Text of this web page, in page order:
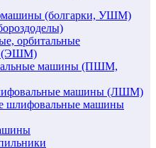
(болгарки, УШМ)
орбитальные
(ЭШМ)
машины (ПШМ,
машины (ЛШМ)
шлифовальные машины